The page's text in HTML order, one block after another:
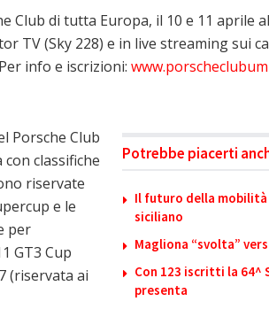
Club di tutta Europa, il 10 e 11 aprile
TV (Sky 228) e in live streaming sui
info e iscrizioni:
Potrebbe piacerti
Il futuro della
siciliano
Magliona “svolta”
Con 123 iscritti la 64^
presenta
Porsche Club
classifiche
riservate
e le
per
GT3 Cup
(riservata ai